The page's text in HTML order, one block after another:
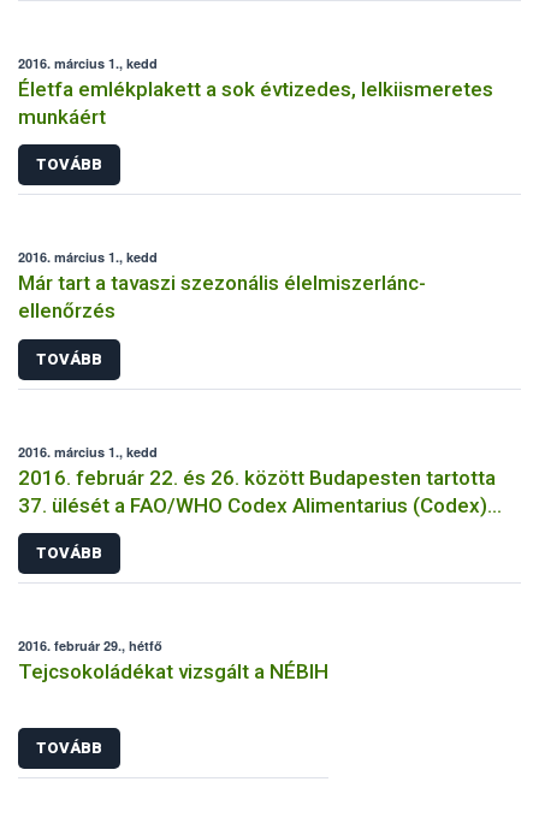
2016. március 1., kedd
Életfa emlékplakett a sok évtizedes, lelkiismeretes
munkáért
TOVÁBB
2016. március 1., kedd
Már tart a tavaszi szezonális élelmiszerlánc-
ellenőrzés
TOVÁBB
2016. március 1., kedd
2016. február 22. és 26. között Budapesten tartotta
37. ülését a FAO/WHO Codex Alimentarius (Codex)
Analitikai és Mintavételi Módszerek szakbizottsága
(CCMAS)
TOVÁBB
2016. február 29., hétfő
Tejcsokoládékat vizsgált a NÉBIH
TOVÁBB